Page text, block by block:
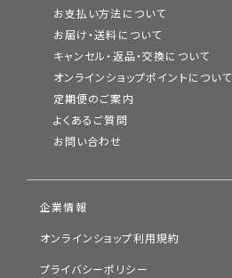
お支払い方法について
お届け・送料について
キャンセル・返品・交換について
オンラインショップポイントについて
定期便のご案内
よくあるご質問
お問い合わせ
企業情報
オンラインショップ利用規約
プライバシーポリシー